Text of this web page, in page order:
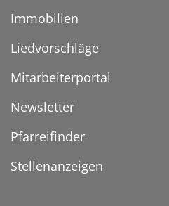
Immobilien
Liedvorschläge
Mitarbeiterportal
Newsletter
Pfarreifinder
Stellenanzeigen